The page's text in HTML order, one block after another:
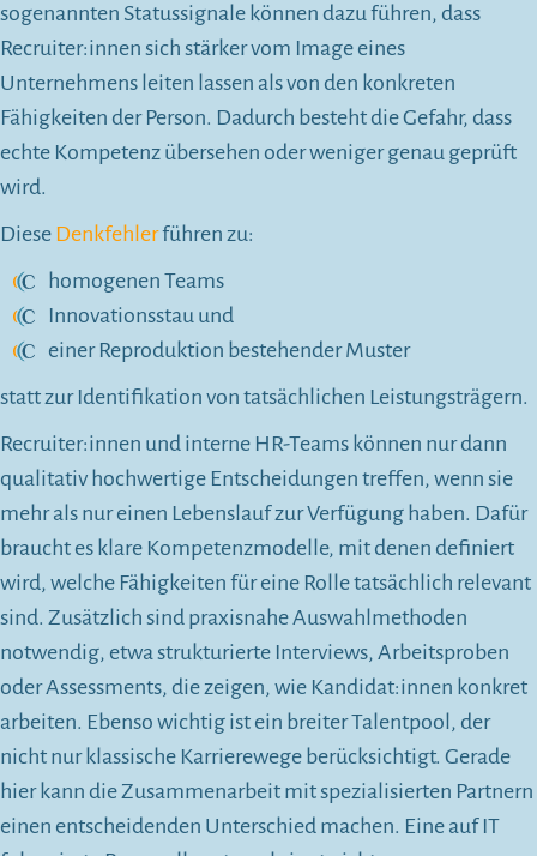
sogenannten Statussignale können dazu führen, dass
Recruiter:innen sich stärker vom Image eines
Unternehmens leiten lassen als von den konkreten
Fähigkeiten der Person. Dadurch besteht die Gefahr, dass
echte Kompetenz übersehen oder weniger genau geprüft
wird.
Diese Denkfehlerführen zu:
homogenen Teams
Innovationsstau und
einer Reproduktion bestehender Muster
statt zur Identifikation von tatsächlichen Leistungsträgern.
Recruiter:innen und interne HR-Teams können nur dann
qualitativ hochwertige Entscheidungen treffen, wenn sie
mehr als nur einen Lebenslauf zur Verfügung haben. Dafür
braucht es klare Kompetenzmodelle, mit denen definiert
wird, welche Fähigkeiten für eine Rolle tatsächlich relevant
sind. Zusätzlich sind praxisnahe Auswahlmethoden
notwendig, etwa strukturierte Interviews, Arbeitsproben
oder Assessments, die zeigen, wie Kandidat:innen konkret
arbeiten. Ebenso wichtig ist ein breiter Talentpool, der
nicht nur klassische Karrierewege berücksichtigt. Gerade
hier kann die Zusammenarbeit mit spezialisierten Partnern
einen entscheidenden Unterschied machen. Eine auf IT